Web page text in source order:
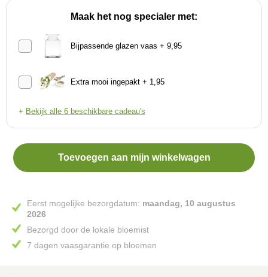
Maak het nog specialer met:
Bijpassende glazen vaas + 9,95
Extra mooi ingepakt + 1,95
+ Bekijk alle 6 beschikbare cadeau's
Toevoegen aan mijn winkelwagen
Eerst mogelijke bezorgdatum: maandag, 10 augustus
2026
Bezorgd door de lokale bloemist
7 dagen vaasgarantie op bloemen